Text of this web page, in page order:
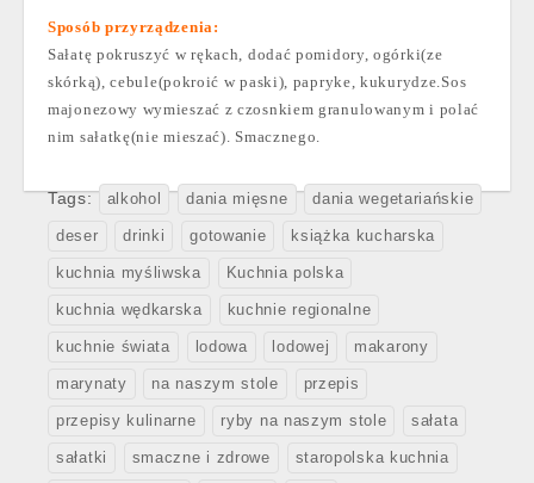
Sposób przyrządzenia:
Sałatę pokruszyć w rękach, dodać pomidory, ogórki(ze
skórką), cebule(pokroić w paski), papryke, kukurydze.Sos
majonezowy wymieszać z czosnkiem granulowanym i polać
nim sałatkę(nie mieszać). Smacznego.
Tags: alkohol dania mięsne dania wegetariańskie
deser drinki gotowanie książka kucharska
kuchnia myśliwska Kuchnia polska
kuchnia wędkarska kuchnie regionalne
kuchnie świata lodowa lodowej makarony
marynaty na naszym stole przepis
przepisy kulinarne ryby na naszym stole sałata
sałatki smaczne i zdrowe staropolska kuchnia